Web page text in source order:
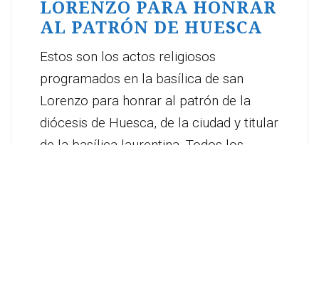
LORENZO PARA HONRAR
AL PATRÓN DE HUESCA
Estos son los actos religiosos
programados en la basílica de san
Lorenzo para honrar al patrón de la
diócesis de Huesca, de la ciudad y titular
de la basílica laurentina. Todos los